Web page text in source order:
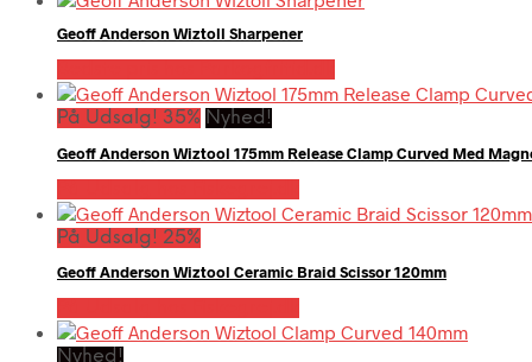
Geoff Anderson Wiztoll Sharpener
På Udsalg! 35% Nyhed!
Geoff Anderson Wiztool 175mm Release Clamp Curved Med
På Udsalg! 25%
Geoff Anderson Wiztool Ceramic Braid Scissor 120mm
Nyhed!